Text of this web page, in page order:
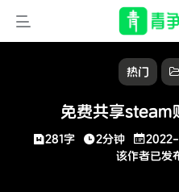
热门
免费共享steam
281字 2分钟
该作者已发